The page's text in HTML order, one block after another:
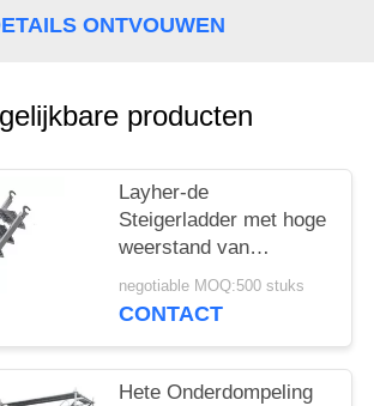
ONTVOUWEN
producten
Layher-de
Steigerladder met hoge
weerstand van
Silverstep van
Steigerdelen
negotiable MOQ:500 stuks
CONTACT
Hete Onderdompeling